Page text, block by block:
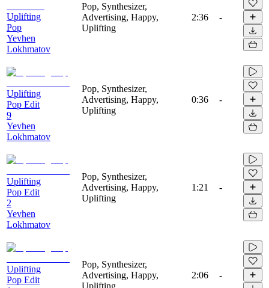
Uplifting
Pop
Yevhen
Lokhmatov
Pop, Synthesizer,
Advertising, Happy,
Uplifting
2:36 -
Uplifting
Pop Edit
9
Yevhen
Lokhmatov
Pop, Synthesizer,
Advertising, Happy,
Uplifting
0:36 -
Uplifting
Pop Edit
2
Yevhen
Lokhmatov
Pop, Synthesizer,
Advertising, Happy,
Uplifting
1:21 -
Uplifting
Pop Edit
Pop, Synthesizer,
Advertising, Happy,
Uplifting
2:06 -